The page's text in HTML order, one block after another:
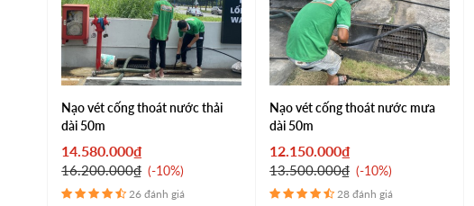
Nạo vét cống thoát nước thải
dài 50m
14.580.000₫
16.200.000₫ -10%
26 đánh giá
Nạo vét cống thoát nước mưa
dài 50m
12.150.000₫
13.500.000₫ -10%
28 đánh giá